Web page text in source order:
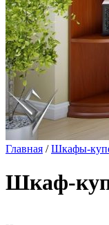
Главная /Шкафы-
Шкаф-